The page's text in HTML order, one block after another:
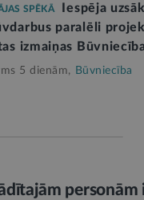
SPĒKĀ
Iespēja
paralēli
izmaiņas
5 dienām, Būvniecība
personām